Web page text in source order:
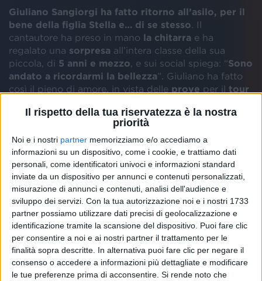
Il rispetto della tua riservatezza è la nostra
priorità
Noi e i nostri partner memorizziamo e/o accediamo a
informazioni su un dispositivo, come i cookie, e trattiamo dati
personali, come identificatori univoci e informazioni standard
inviate da un dispositivo per annunci e contenuti personalizzati,
misurazione di annunci e contenuti, analisi dell'audience e
sviluppo dei servizi. Con la tua autorizzazione noi e i nostri 1733
partner possiamo utilizzare dati precisi di geolocalizzazione e
identificazione tramite la scansione del dispositivo. Puoi fare clic
per consentire a noi e ai nostri partner il trattamento per le
finalità sopra descritte. In alternativa puoi fare clic per negare il
consenso o accedere a informazioni più dettagliate e modificare
le tue preferenze prima di acconsentire. Si rende noto che
Giuliano Sangiorgi ha fatto ritorno all’asilo, per il
bene della figlia Stella e… di se stesso . Il
cantautore ha preso in mano la chitarra e ha
regalato una sorpresa all’intera classe della sua
piccola, di 5 anni e mezzo , e sui social spiega: “Sono
andato a ricordarmi la bellezza”. Giuliano ha fatto
così il pieno di amore, in vista delle prove per il tour
Radio Italia solomusicaitalianacome Radio
L’ultima esperienza personale di Sangiorgi è
documentata dauna carrellata di fotoche lui ha
condiviso sui suoi canali social: “
Ho preso la mia
chitarra e sono andato a cantare per la classe dei
‘dinosauri’ di Stella, a sorpresa, per loro e per
me
”, ha scritto, raccontando il suo arrivo nell’aula
dellascuola maternafrequentata finora dalla figlia.
“Sono gli ultimi giorni di scuola per la sua classe con
cui ha vissuto un sogno dal giorno zero fino ad
oggi”, ha aggiunto, spiegando cosa lo ha mosso a